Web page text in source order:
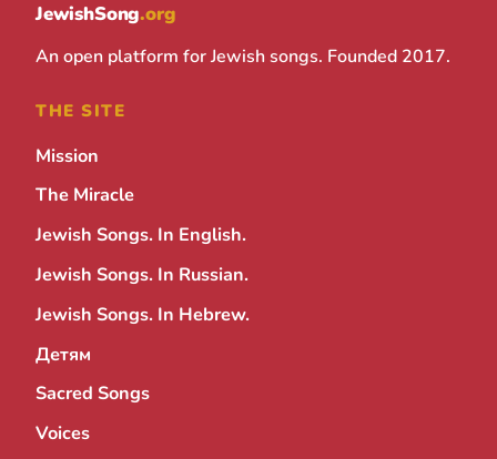
JewishSong.org
An open platform for Jewish songs. Founded 2017.
THE SITE
Mission
The Miracle
Jewish Songs. In English.
Jewish Songs. In Russian.
Jewish Songs. In Hebrew.
Детям
Sacred Songs
Voices